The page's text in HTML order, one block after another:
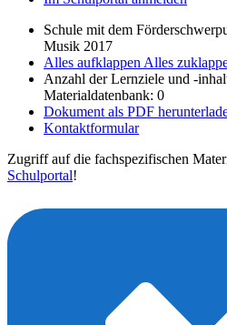
Schule mit dem
Musik 2017
Alles aufklappen Alles
Anzahl der Lernziele und -
Materialdatenbank: 0
Dokument als PDF
Kontaktformular
Zugriff auf die fachspezifischen
Schulportal!